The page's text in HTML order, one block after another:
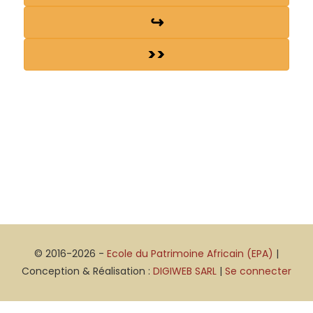
↪
>>
© 2016-2026 - Ecole du Patrimoine Africain (EPA) |
Conception & Réalisation : DIGIWEB SARL | Se connecter